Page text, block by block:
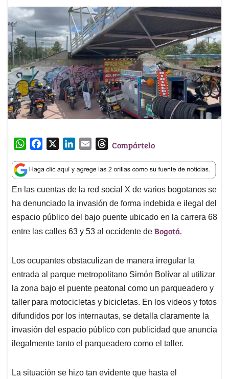
W
a
t
s
A
p
p
c
e
b
o
o
k
n
k
e
d
I
n
a
i
l
T
r
e
a
d
s
Compártelo
En las cuentas de la red social X de varios bogotanos se
ha denunciado la invasión de forma indebida e ilegal del
espacio público del bajo puente ubicado en la carrera 68
entre las calles 63 y 53 al occidente de Bogotá.
Los ocupantes obstaculizan de manera irregular la
entrada al parque metropolitano Simón Bolívar al utilizar
la zona bajo el puente peatonal como un parqueadero y
taller para motocicletas y bicicletas. En los videos y fotos
difundidos por los internautas, se detalla claramente la
invasión del espacio público con publicidad que anuncia
ilegalmente tanto el parqueadero como el taller.
La situación se hizo tan evidente que hasta el